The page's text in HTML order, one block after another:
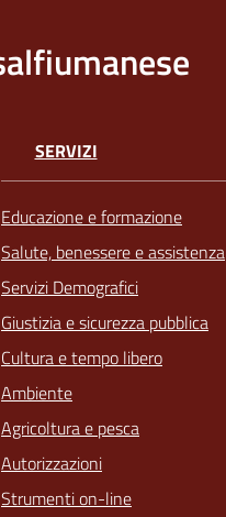
SERVIZI
Educazione e formazione
Salute, benessere e assistenza
Servizi Demografici
Giustizia e sicurezza pubblica
Cultura e tempo libero
Ambiente
Agricoltura e pesca
Autorizzazioni
Strumenti on-line